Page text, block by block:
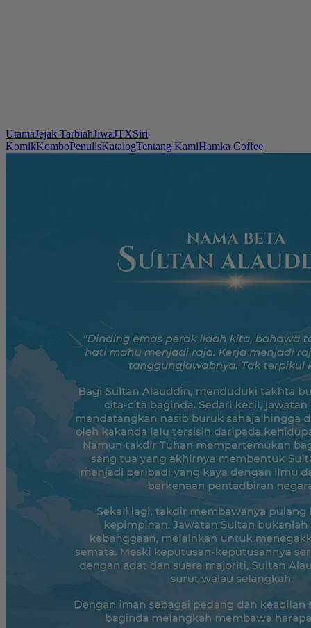
UtamaJejak TarbiahJiwaJTXSiri
KomikKomboPenulisKatalogTentang KamiHamka Coffee